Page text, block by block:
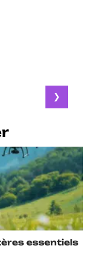
essentiels